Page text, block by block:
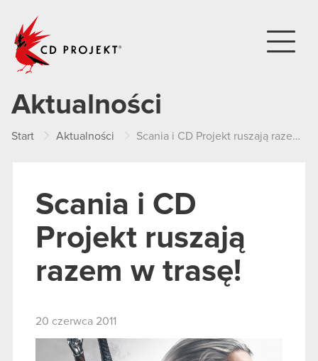
Aktualności
Start Aktualności Scania i CD Projekt ruszają razem w trasę!
Scania i CD
Projekt ruszają
razem w trasę!
20 czerwca 2011